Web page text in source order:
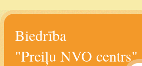
Biedrība
"Preiļu NVO centrs"